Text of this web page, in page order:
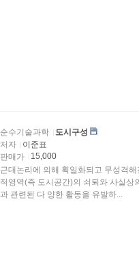
순수기술과학
도시구성
저자
이준표
판매가
15,000
근대논리에 의해 획일화되고 무성격
적영역(즉 도시공간)의 쇠퇴와 사실
과 관련된 다 양한 활동을 유발하...